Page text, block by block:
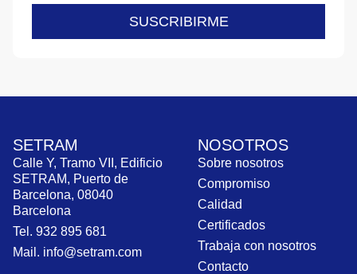
SUSCRIBIRME
SETRAM
Calle Y, Tramo VII, Edificio
SETRAM, Puerto de
Barcelona, 08040
Barcelona
Tel. 932 895 681
Mail. info@setram.com
NOSOTROS
Sobre nosotros
Compromiso
Calidad
Certificados
Trabaja con nosotros
Contacto